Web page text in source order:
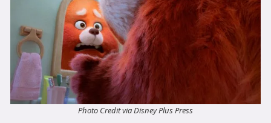
Photo Credit via Disney Plus Press